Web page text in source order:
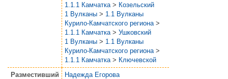
1.1.1 Камчатка > Козельский
1 Вулканы > 1.1 Вулканы
Курило-Камчатского региона >
1.1.1 Камчатка > Ушковский
1 Вулканы > 1.1 Вулканы
Курило-Камчатского региона >
1.1.1 Камчатка > Ключевской
Разместивший
Надежда Егорова